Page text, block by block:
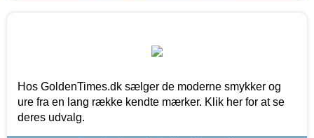
Hos GoldenTimes.dk sælger de moderne smykker og
ure fra en lang række kendte mærker. Klik her for at se
deres udvalg.